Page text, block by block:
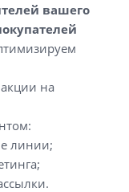
вашего
на
линии;